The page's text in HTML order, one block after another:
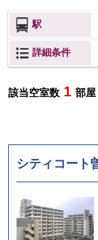
駅
詳細条件
該当空室数 1 部屋
シティコート